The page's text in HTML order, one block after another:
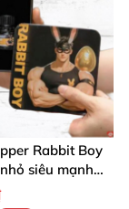
Rabbit Boy
siêu mạnh